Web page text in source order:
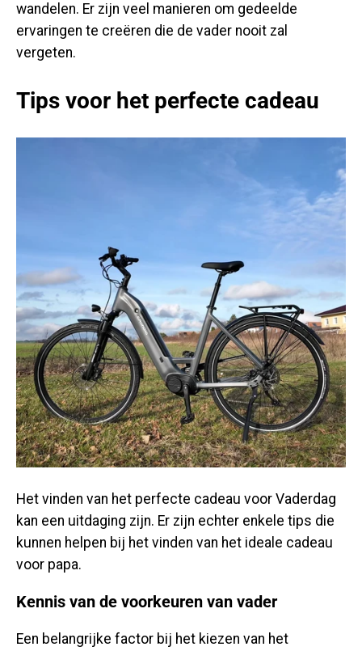
wandelen. Er zijn veel manieren om gedeelde
ervaringen te creëren die de vader nooit zal
vergeten.
Tips voor het perfecte cadeau
Het vinden van het perfecte cadeau voor Vaderdag
kan een uitdaging zijn. Er zijn echter enkele tips die
kunnen helpen bij het vinden van het ideale cadeau
voor papa.
Kennis van de voorkeuren van vader
Een belangrijke factor bij het kiezen van het